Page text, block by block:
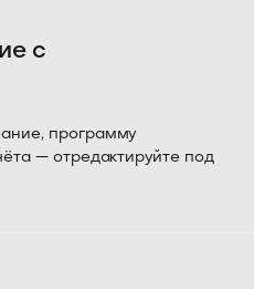
с
программу
— отредактируйте под